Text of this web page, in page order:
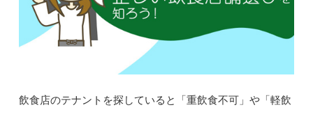
飲食店のテナントを探していると「重飲食不可」や「軽飲